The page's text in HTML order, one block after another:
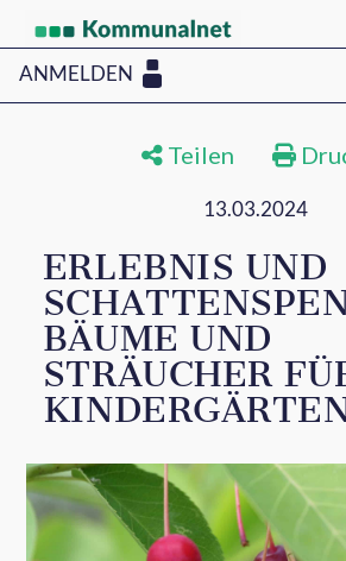
ANMELDEN
Teilen
13.03.2024
ERLEBNIS UND
BÄUME UND
STRÄUCHER